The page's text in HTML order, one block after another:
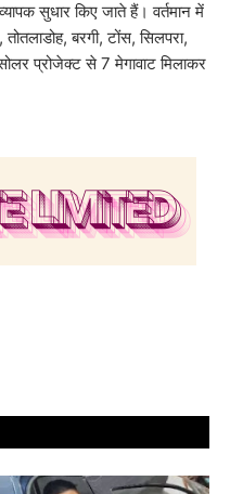
सुधार किए जाते हैं। वर्तमान में
बरगी, टोंस, सिलपरा,
प्रोजेक्ट से 7 मेगावाट मिलाकर